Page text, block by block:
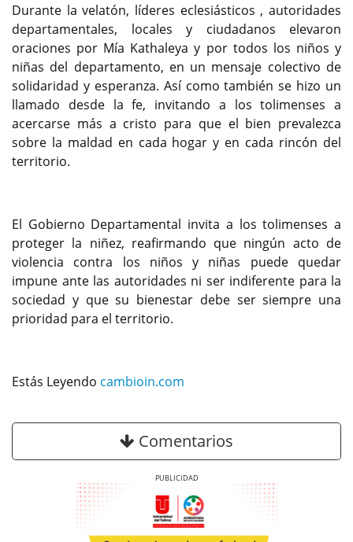
Durante la velatón, líderes eclesiásticos , autoridades
departamentales, locales y ciudadanos elevaron
oraciones por Mía Kathaleya y por todos los niños y
niñas del departamento, en un mensaje colectivo de
solidaridad y esperanza. Así como también se hizo un
llamado desde la fe, invitando a los tolimenses a
acercarse más a cristo para que el bien prevalezca
sobre la maldad en cada hogar y en cada rincón del
territorio.
El Gobierno Departamental invita a los tolimenses a
proteger la niñez, reafirmando que ningún acto de
violencia contra los niños y niñas puede quedar
impune ante las autoridades ni ser indiferente para la
sociedad y que su bienestar debe ser siempre una
prioridad para el territorio.
Estás Leyendo cambioin.com
Comentarios